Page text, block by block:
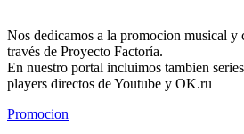
Nos dedicamos a la promocion musical
través de Proyecto Factoría.
En nuestro portal incluimos tambien
players directos de Youtube y OK.ru
Promocion